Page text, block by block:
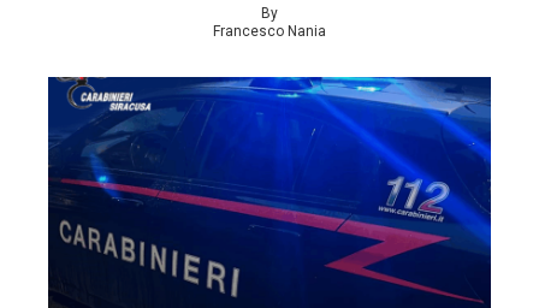
By
Francesco Nania